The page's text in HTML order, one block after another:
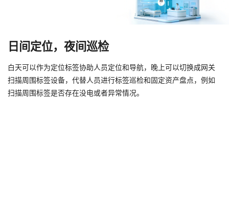
日间定位，夜间巡检
白天可以作为定位标签协助人员定位和导航，晚上可以切换成网关
扫描周围标签设备，代替人员进行标签巡检和固定资产盘点，例如
扫描周围标签是否存在没电或者异常情况。